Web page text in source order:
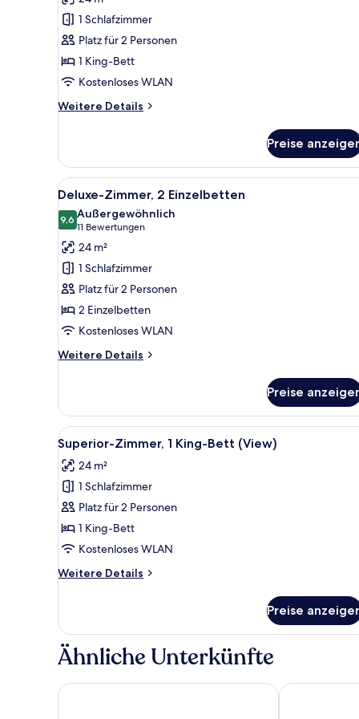
1 Schlafzimmer
Platz für 2 Personen
1 King-Bett
Kostenloses WLAN
Weitere Details
Weitere
Zimmer,
1 King-
Bett
Preise
Alle
Fotos
für
Deluxe-
Zimmer,
2 Einzelbetten
anzeigen
Ein modernes Hotelzimmer
7
Deluxe-Zimmer, 2 Einzelbetten
9,69,6 von 10
Außergewöhnlich
11 Bewertungen
(11
Bewertungen)
24 m²
1 Schlafzimmer
Platz für 2 Personen
2 Einzelbetten
Kostenloses WLAN
Weitere Details
Weitere
Zimmer,
2 Einzelbetten
Preise
Alle
Fotos
für
Superior-
Zimmer,
1 King-
Bett
anzeigen
Ein Hotelzimmer mit einem
6
Superior-Zimmer, 1 King-Bett (View)
24 m²
1 Schlafzimmer
Platz für 2 Personen
1 King-Bett
Kostenloses WLAN
Weitere Details
Weitere
Zimmer,
1 King-
Bett
Preise
Ähnliche Unterkünfte
Austria Trend Hotel Savoyen Vienna The Hoxton,